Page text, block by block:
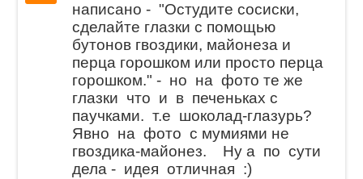
написано - "Остудите сосиски,
сделайте глазки с помощью
бутонов гвоздики, майонеза и
перца горошком или просто перца
горошком." - но на фото те же
глазки что и в печеньках с
паучками. т.е шоколад-глазурь?
Явно на фото с мумиями не
гвоздика-майонез. Ну а по сути
дела - идея отличная :)